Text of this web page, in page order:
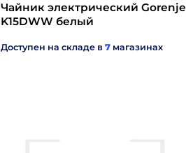
Чайник электрический Gorenje
K15DWW белый
Доступен на складе в 7 магазинах